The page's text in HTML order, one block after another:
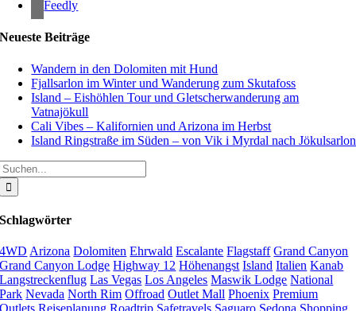
Feedly
Neueste Beiträge
Wandern in den Dolomiten mit Hund
Fjallsarlon im Winter und Wanderung zum Skutafoss
Island – Eishöhlen Tour und Gletscherwanderung am
Vatnajökull
Cali Vibes – Kalifornien und Arizona im Herbst
Island Ringstraße im Süden – von Vik i Myrdal nach Jökulsarlon
Schlagwörter
4WD Arizona Dolomiten Ehrwald Escalante Flagstaff Grand Canyon
Grand Canyon Lodge Highway 12 Höhenangst Island Italien Kanab
Langstreckenflug Las Vegas Los Angeles Maswik Lodge National
Park Nevada North Rim Offroad Outlet Mall Phoenix Premium